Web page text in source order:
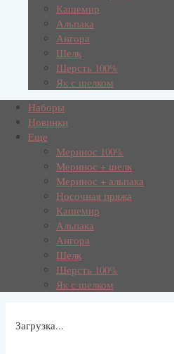
Кашемир
Альпака
Ангора
Шелк
Шерсть 100%
Як с шелком
Наборы
Новинки
Еще
Меринос 100%
Меринос + шелк
Меринос + альпака
Носочная пряжа
Кашемир
Альпака
Ангора
Шелк
Шерсть 100%
Як с шелком
Загрузка...